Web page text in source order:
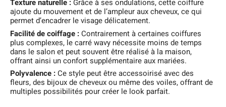
Texture naturelle : Grâce à ses ondulations, cette coiffure
ajoute du mouvement et de l’ampleur aux cheveux, ce qui
permet d’encadrer le visage délicatement.
Facilité de coiffage :Contrairement à certaines coiffures
plus complexes, le carré wavy nécessite moins de temps
dans le salon et peut souvent être réalisé à la maison,
offrant ainsi un confort supplémentaire aux mariées.
Polyvalence :Ce style peut être accessoirisé avec des
fleurs, des bijoux de cheveux ou même des voiles, offrant de
multiples possibilités pour créer le look parfait.